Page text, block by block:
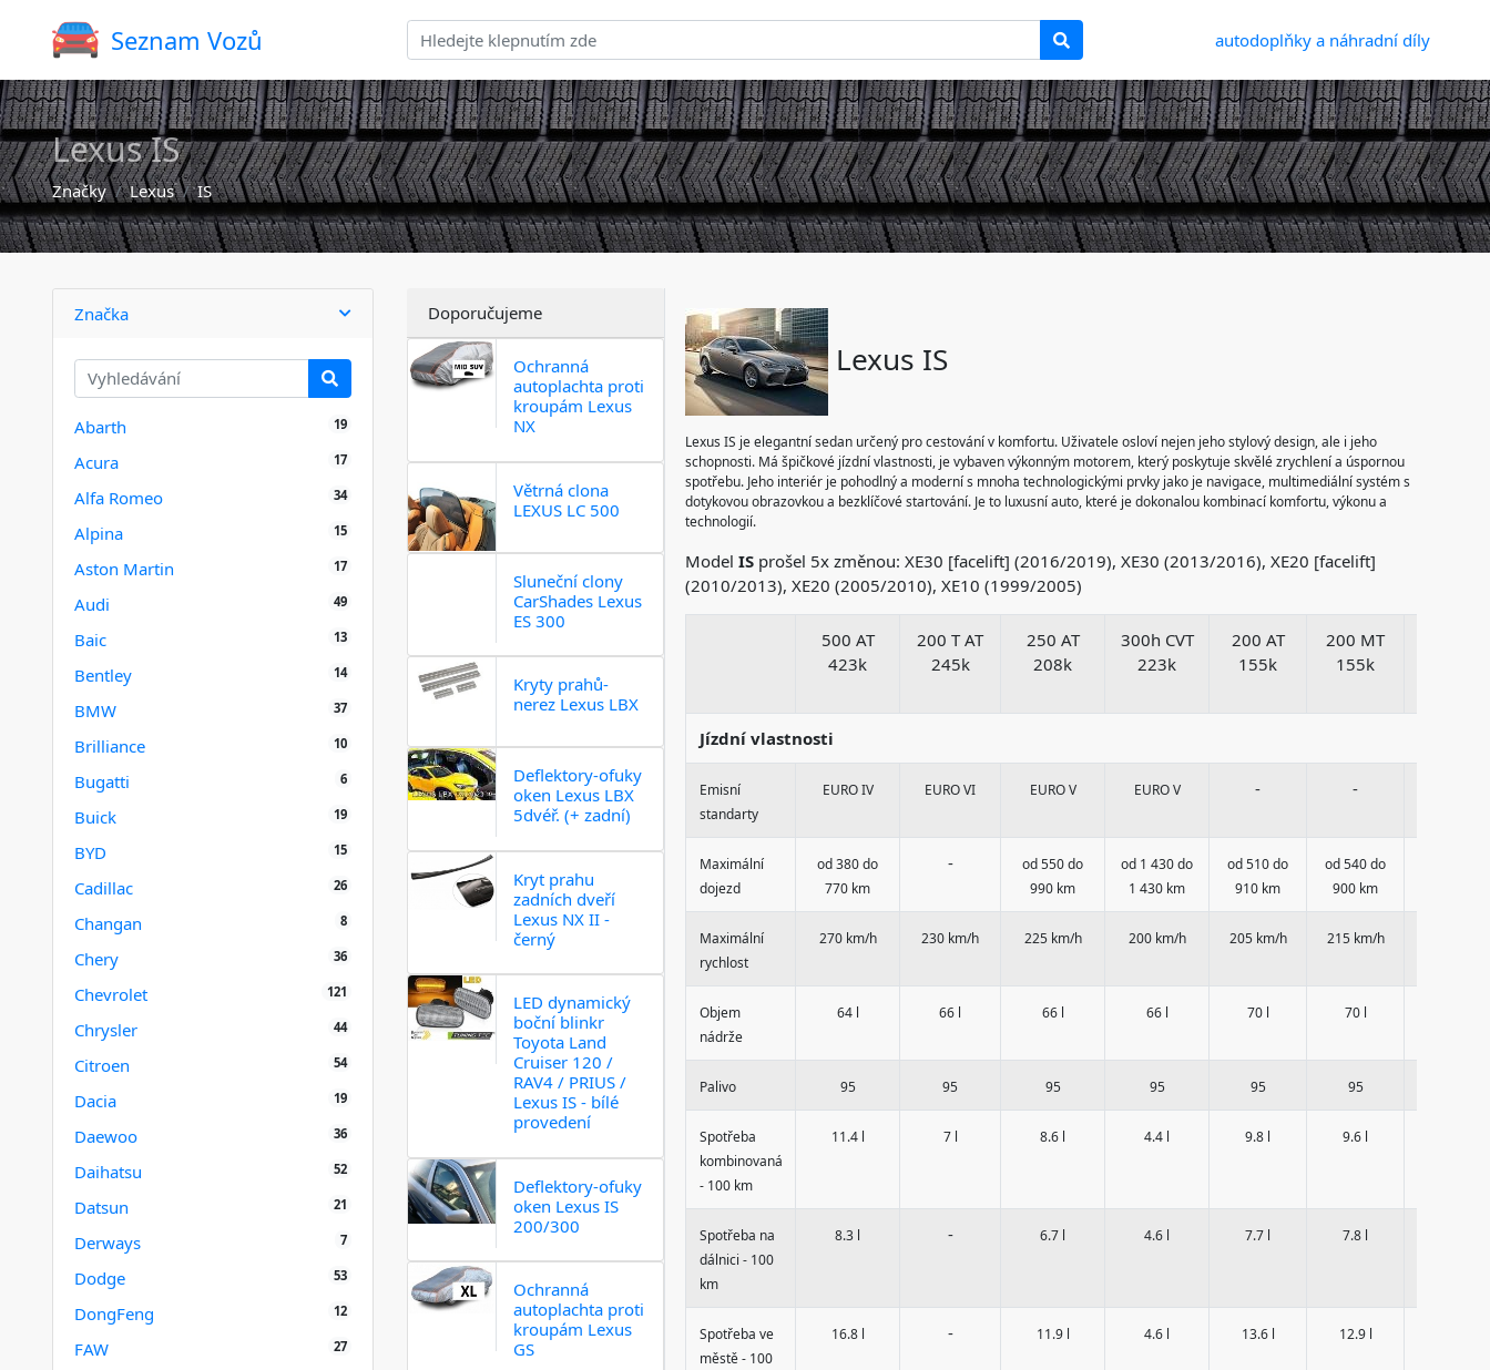
Seznam Vozů autodoplňky a náhradní díly
Lexus IS
Značky Lexus IS
Značka
Abarth 19
Acura 17
Alfa Romeo 34
Alpina 15
Aston Martin 17
Audi 49
Baic 13
Bentley 14
BMW 37
Brilliance 10
Bugatti 6
Buick 19
BYD 15
Cadillac 26
Changan 8
Chery 36
Chevrolet 121
Chrysler 44
Citroen 54
Dacia 19
Daewoo 36
Daihatsu 52
Datsun 21
Derways 7
Dodge 53
DongFeng 12
FAW 27
Doporučujeme
Ochranná
autoplachta proti
kroupám Lexus
NX
Větrná clona
LEXUS LC 500
Sluneční clony
CarShades Lexus
ES 300
Kryty prahů-
nerez Lexus LBX
Deflektory-ofuky
oken Lexus LBX
5dvéř. (+ zadní)
Kryt prahu
zadních dveří
Lexus NX II -
černý
LED dynamický
boční blinkr
Toyota Land
Cruiser 120 /
RAV4 / PRIUS /
Lexus IS - bílé
provedení
Deflektory-ofuky
oken Lexus IS
200/300
Ochranná
autoplachta proti
kroupám Lexus
GS
Lexus IS
Lexus IS je elegantní sedan určený pro cestování v komfortu. Uživatele osloví nejen jeho stylový design, ale i jeho
schopnosti. Má špičkové jízdní vlastnosti, je vybaven výkonným motorem, který poskytuje skvělé zrychlení a úspornou
spotřebu. Jeho interiér je pohodlný a moderní s mnoha technologickými prvky jako je navigace, multimediální systém s
dotykovou obrazovkou a bezklíčové startování. Je to luxusní auto, které je dokonalou kombinací komfortu, výkonu a
technologií.
ModelIS prošel 5x změnou: XE30 [facelift] (2016/2019), XE30 (2013/2016), XE20 [facelift]
(2010/2013), XE20 (2005/2010), XE10 (1999/2005)
500 AT
423k
200 T AT
245k
250 AT
208k
300h CVT
223k
200 AT
155k
200 MT
155k
Jízdní vlastnosti
Emisní
standarty
EURO IV EURO VI EURO V EURO V - -
Maximální
dojezd
od 380 do
770 km
-
od 550 do
990 km
od 1 430 do
1 430 km
od 510 do
910 km
od 540 do
900 km
Maximální
rychlost
270 km/h 230 km/h 225 km/h 200 km/h 205 km/h 215 km/h
Objem
nádrže
64 l 66 l 66 l 66 l 70 l 70 l
Palivo 95 95 95 95 95 95
Spotřeba
kombinovaná
- 100 km
11.4 l 7 l 8.6 l 4.4 l 9.8 l 9.6 l
Spotřeba na
dálnici - 100
km
8.3 l - 6.7 l 4.6 l 7.7 l 7.8 l
Spotřeba ve
městě - 100
16.8 l - 11.9 l 4.6 l 13.6 l 12.9 l